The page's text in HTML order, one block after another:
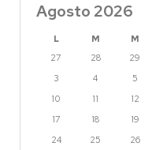
Agosto 2026
L M M
27
28 29
3
4 5
10
11 12
17
18 19
24
25 26